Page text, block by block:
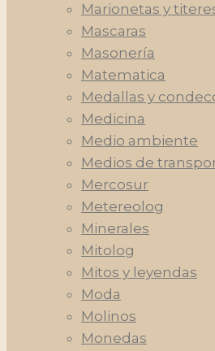
Marionetas y
Mascaras
Masonería
Matematica
Medallas y
Medicina
Medio ambiente
Medios de
Mercosur
Metereolog
Minerales
Mitolog
Mitos y leyendas
Moda
Molinos
Monedas